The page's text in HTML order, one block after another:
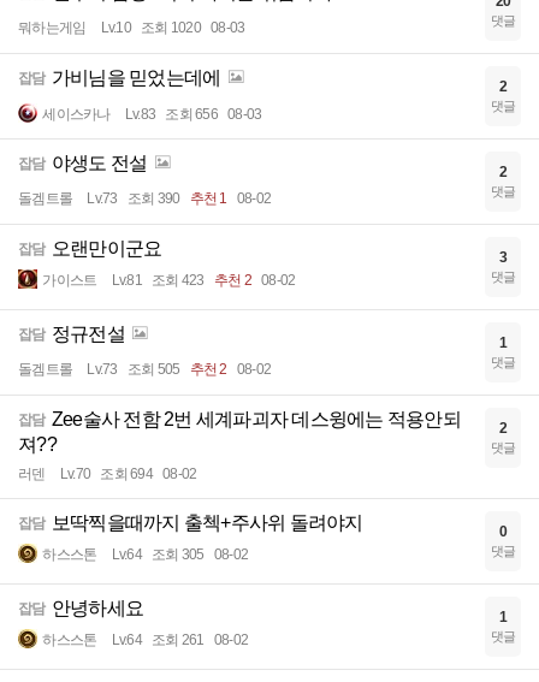
뭐하는게임 Lv.10 조회 1020 08-03 댓글
잡담 가비님을 믿었는데에
세이스카나 Lv.83 조회 656 08-03
2
댓글
잡담 야생도 전설
돌겜트롤 Lv.73 조회 390 추천 1 08-02
2
댓글
잡담 오랜만이군요
가이스트 Lv.81 조회 423 추천 2 08-02
3
댓글
잡담 정규전설
돌겜트롤 Lv.73 조회 505 추천 2 08-02
1
댓글
잡담 Zee술사 전함 2번 세계파괴자 데스윙에는 적용안되
져??
러덴 Lv.70 조회 694 08-02
2
댓글
잡담 보딱찍을때까지 출첵+주사위 돌려야지
하스스톤 Lv.64 조회 305 08-02
0
댓글
잡담 안녕하세요
하스스톤 Lv.64 조회 261 08-02
1
댓글